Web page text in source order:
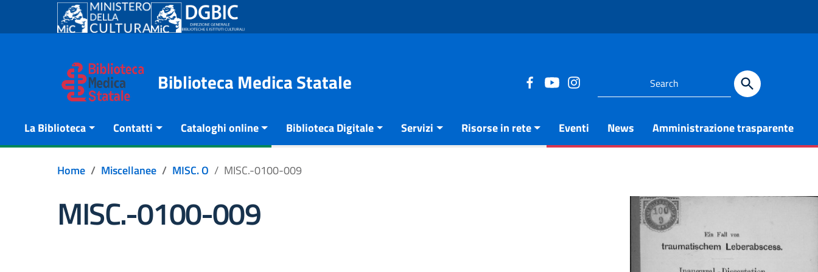
Go to content
Go to the navigation menu
Biblioteca Medica Statale
La Biblioteca Contatti Cataloghi online Biblioteca Digitale Servizi Risorse in rete Eventi News Amministrazione trasparente
Home Miscellanee MISC. O MISC.-0100-009
MISC.-0100-009